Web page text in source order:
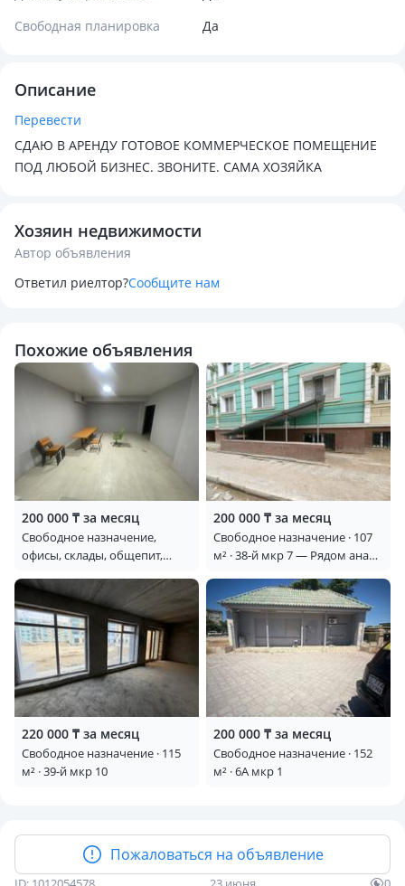
Свободная планировка
Да
Описание
Перевести
СДАЮ В АРЕНДУ ГОТОВОЕ КОММЕРЧЕСКОЕ ПОМЕЩЕНИЕ
ПОД ЛЮБОЙ БИЗНЕС. ЗВОНИТЕ. САМА ХОЗЯЙКА
Хозяин недвижимости
Автор объявления
Ответил риелтор?Сообщите нам
Похожие объявления
200 000 ₸ за месяц
Свободное назначение,
офисы, склады, общепит,
и аптеки, образование,
развлечения, конференц-
залы, кабинеты и рабочие
места · 150 м² · 3-й мкр 65 —
Sofimed
200 000 ₸ за месяц
Свободное назначение · 107
м² · 38-й мкр 7 — Рядом ана
220 000 ₸ за месяц
Свободное назначение · 115
м² · 39-й мкр 10
200 000 ₸ за месяц
Свободное назначение · 152
м² · 6А мкр 1
Пожаловаться на объявление